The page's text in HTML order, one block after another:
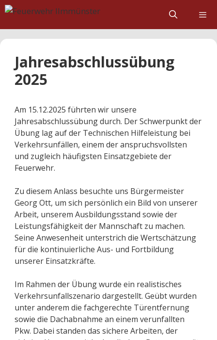
Zum
Inhalt
springen
Jahresabschlussübung
2025
Am 15.12.2025 führten wir unsere
Jahresabschlussübung durch. Der Schwerpunkt der
Übung lag auf der Technischen Hilfeleistung bei
Verkehrsunfällen, einem der anspruchsvollsten
und zugleich häufigsten Einsatzgebiete der
Feuerwehr.
Zu diesem Anlass besuchte uns Bürgermeister
Georg Ott, um sich persönlich ein Bild von unserer
Arbeit, unserem Ausbildungsstand sowie der
Leistungsfähigkeit der Mannschaft zu machen.
Seine Anwesenheit unterstrich die Wertschätzung
für die kontinuierliche Aus- und Fortbildung
unserer Einsatzkräfte.
Im Rahmen der Übung wurde ein realistisches
Verkehrsunfallszenario dargestellt. Geübt wurden
unter anderem die fachgerechte Türentfernung
sowie die Dachabnahme an einem verunfallten
Pkw. Dabei standen das sichere Arbeiten, der